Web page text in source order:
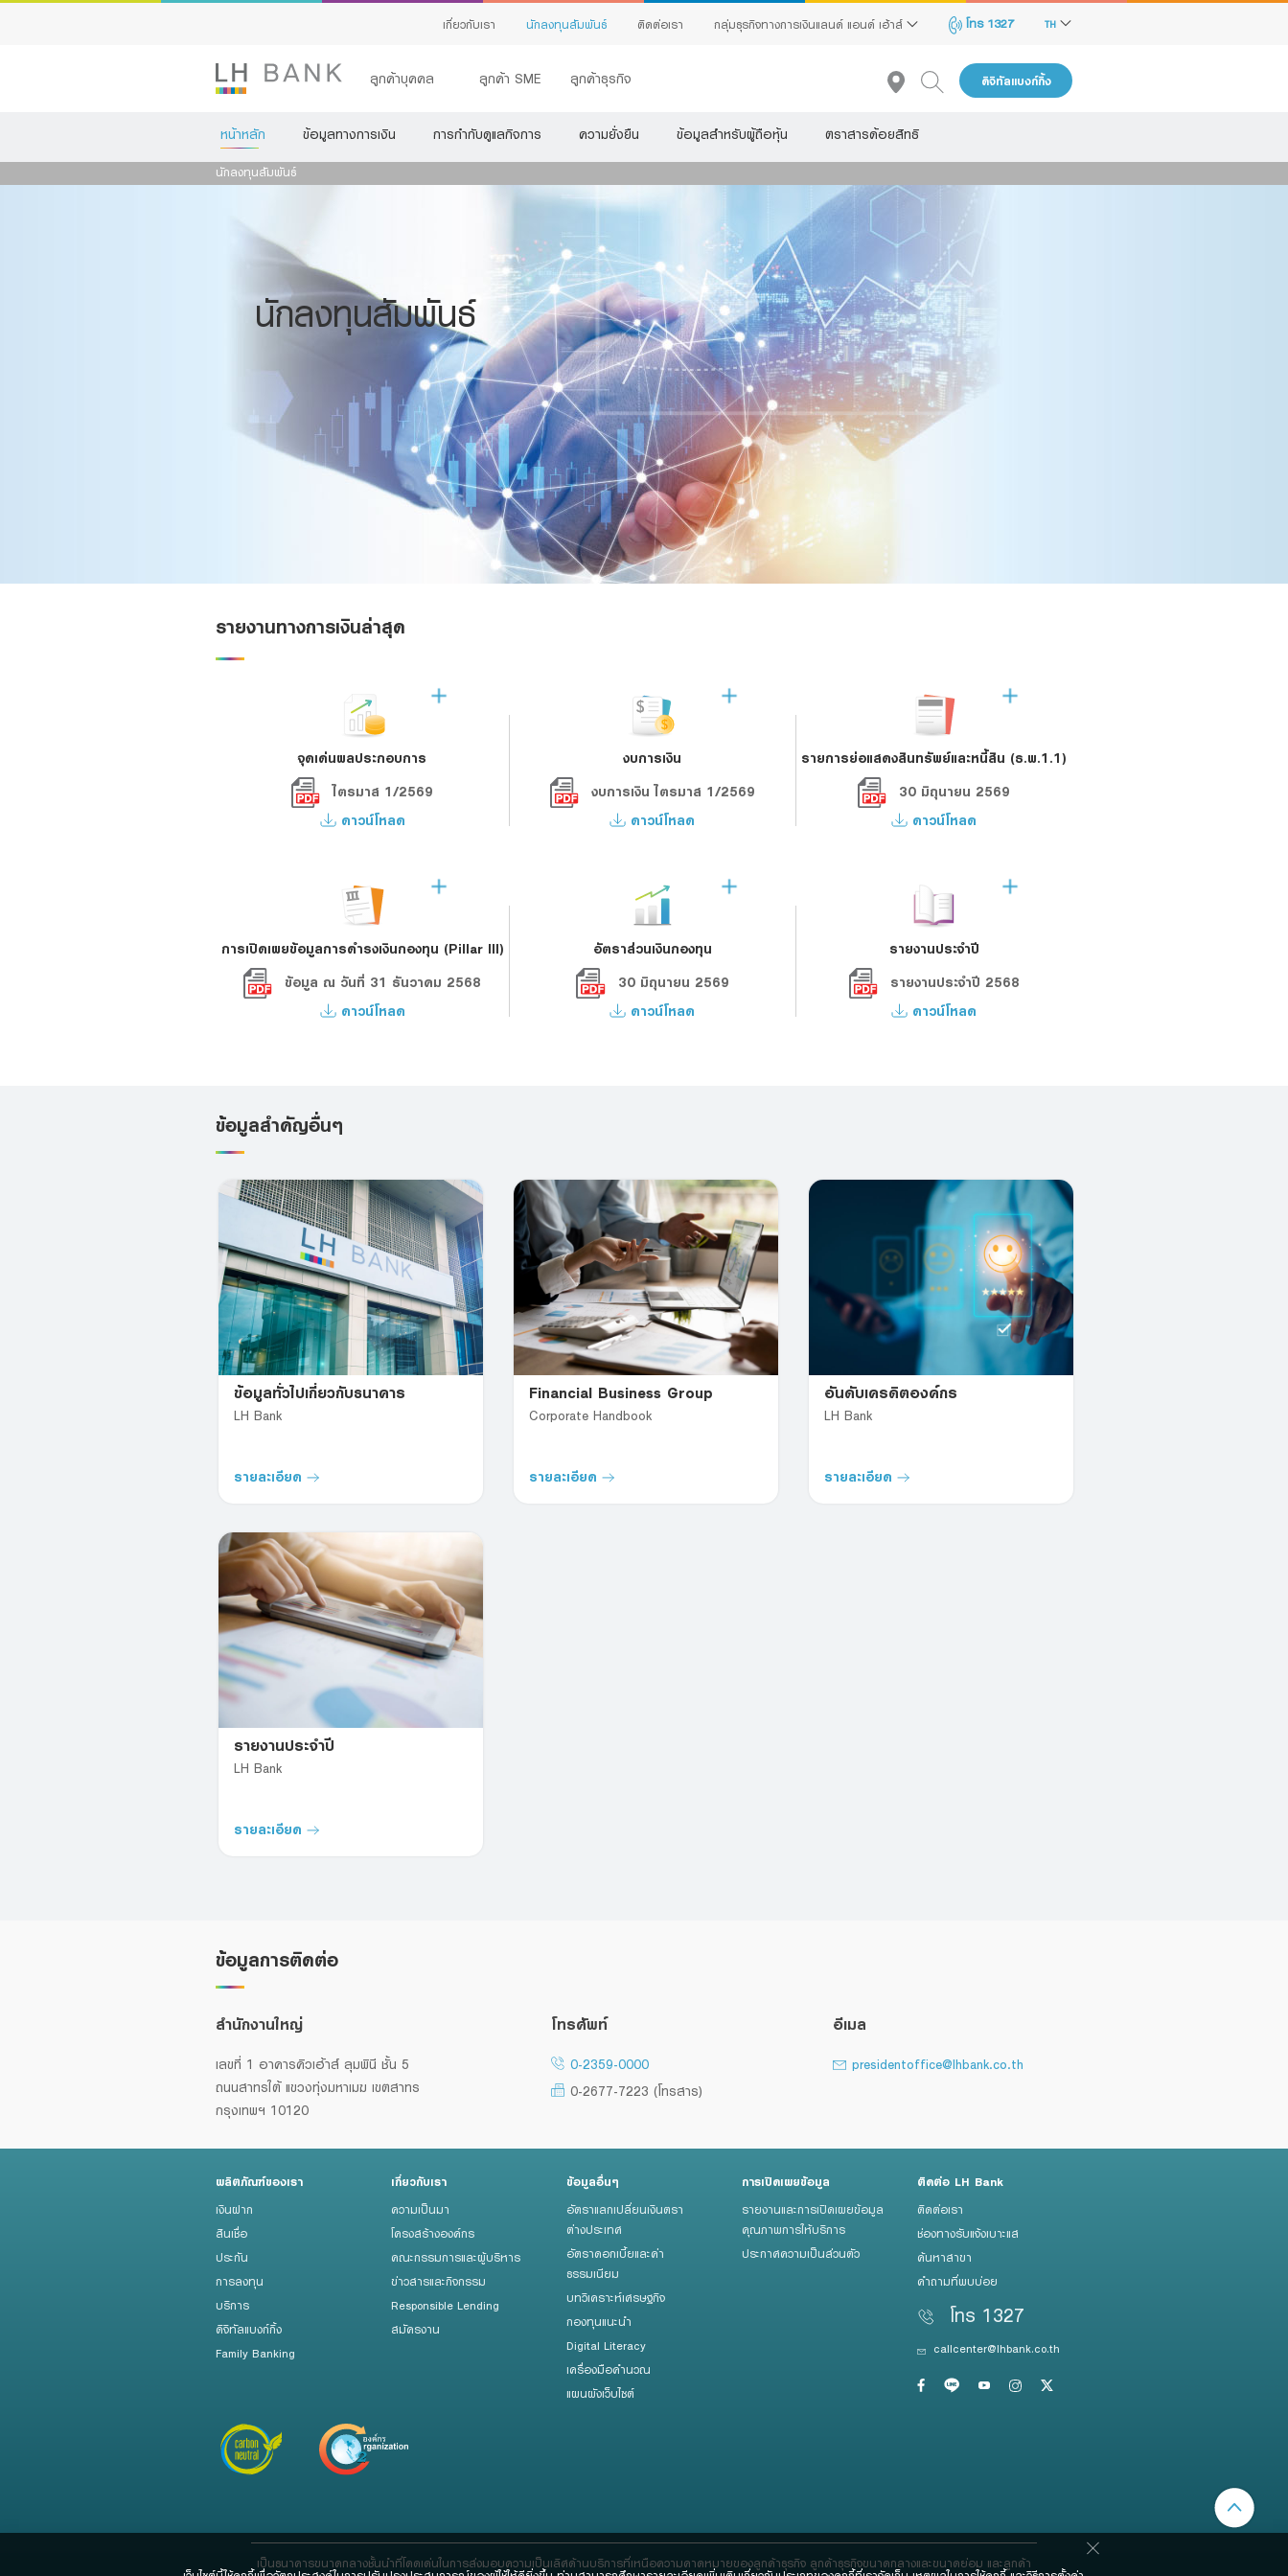
เกี่ยวกับเรา นักลงทุนสัมพันธ์ ติดต่อเรา กลุ่มธุรกิจทางการเงินแลนด์ แอนด์ เฮ้าส์ โทร 1327 TH
ลูกค้าบุคคล ลูกค้า SME ลูกค้าธุรกิจ ดิจิทัลแบงก์กิ้ง
บริการ
ดิจิทัลแบงก์กิ้ง
Family Banking
Foreigners
หน้าหลัก ข้อมูลทางการเงิน การกำกับดูแลกิจการ ความยั่งยืน ข้อมูลสำหรับผู้ถือหุ้น ตราสารด้อยสิทธิ
นักลงทุนสัมพันธ์
นักลงทุนสัมพันธ์
รายงานทางการเงินล่าสุด
จุดเด่นผลประกอบการ
ไตรมาส 1/2569
ดาวน์โหลด
งบการเงิน
งบการเงิน ไตรมาส 1/2569
ดาวน์โหลด
รายการย่อแสดงสินทรัพย์และหนี้สิน (ธ.พ.1.1)
30 มิถุนายน 2569
ดาวน์โหลด
การเปิดเผยข้อมูลการดำรงเงินกองทุน (Pillar III)
ข้อมูล ณ วันที่ 31 ธันวาคม 2568
ดาวน์โหลด
อัตราส่วนเงินกองทุน
30 มิถุนายน 2569
ดาวน์โหลด
รายงานประจำปี
รายงานประจำปี 2568
ดาวน์โหลด
ข้อมูลสำคัญอื่นๆ
ข้อมูลทั่วไปเกี่ยวกับธนาคาร
LH Bank
รายละเอียด
Financial Business Group
Corporate Handbook
รายละเอียด
อันดับเครดิตองค์กร
LH Bank
รายละเอียด
รายงานประจำปี
LH Bank
รายละเอียด
ข้อมูลการติดต่อ
สำนักงานใหญ่
เลขที่ 1 อาคารคิวเฮ้าส์ ลุมพินี ชั้น 5
ถนนสาทรใต้ แขวงทุ่งมหาเมฆ เขตสาทร
กรุงเทพฯ 10120
โทรศัพท์
0-2359-0000
0-2677-7223 (โทรสาร)
อีเมล
presidentoffice@lhbank.co.th
ผลิตภัณฑ์ของเรา
เงินฝาก
สินเชื่อ
ประกัน
การลงทุน
บริการ
ดิจิทัลแบงก์กิ้ง
Family Banking
เกี่ยวกับเรา
ความเป็นมา
โครงสร้างองค์กร
คณะกรรมการและผู้บริหาร
ข่าวสารและกิจกรรม
Responsible Lending
สมัครงาน
ข้อมูลอื่นๆ
อัตราแลกเปลี่ยนเงินตรา
ต่างประเทศ
อัตราดอกเบี้ยและค่า
ธรรมเนียม
บทวิเคราะห์เศรษฐกิจ
กองทุนแนะนำ
Digital Literacy
เครื่องมือคำนวณ
แผนผังเว็บไซต์
การเปิดเผยข้อมูล
รายงานและการเปิดเผยข้อมูล
คุณภาพการให้บริการ
ประกาศความเป็นส่วนตัว
ติดต่อ LH Bank
ติดต่อเรา
ช่องทางรับแจ้งเบาะแส
ค้นหาสาขา
คำถามที่พบบ่อย
โทร 1327
callcenter@lhbank.co.th
เป็นธนาคารขนาดกลางชั้นนำที่โดดเด่นในการส่งมอบความเป็นเลิศด้านบริการที่เหนือความคาดหมายของลูกค้าธุรกิจ ลูกค้าธุรกิจขนาดกลางและขนาดย่อม และลูกค้า